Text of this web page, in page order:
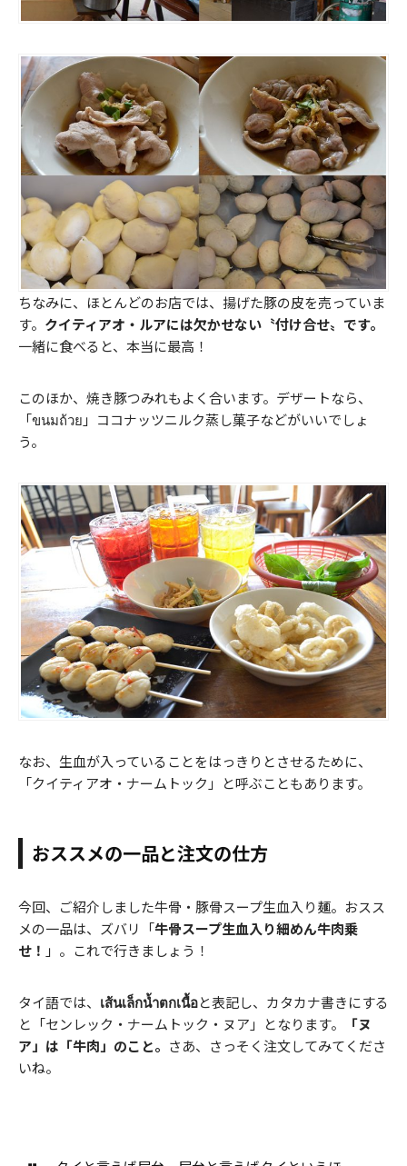
ちなみに、ほとんどのお店では、揚げた豚の皮を売っていま
す。 クイティアオ・ルアには欠かせない〝付け合せ〟です。
一緒に食べると、本当に最高！
このほか、焼き豚つみれもよく合います。デザートなら、
「ขนมถ้วย」ココナッツニルク蒸し菓子などがいいでしょ
う。
なお、生血が入っていることをはっきりとさせるために、
「クイティアオ・ナームトック」と呼ぶこともあります。
おススメの一品と注文の仕方
今回、ご紹介しました牛骨・豚骨スープ生血入り麺。おスス
メの一品は、ズバリ「牛骨スープ生血入り細めん牛肉乗
せ！ 」。これで行きましょう！
タイ語では、 เส้นเล็กน้ำตกเนื้อと表記し、カタカナ書きにする
と「センレック・ナームトック・ヌア」となります。
「ヌ
ア」は「牛肉」のこと。 さあ、さっそく注文してみてくださ
いね。